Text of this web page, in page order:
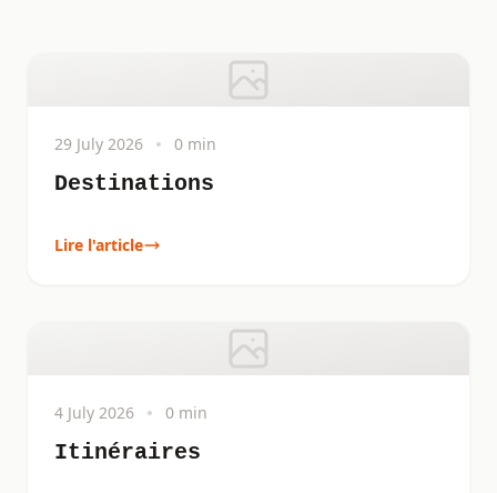
29 July 2026 0 min
Destinations
Lire l'article
4 July 2026 0 min
Itinéraires